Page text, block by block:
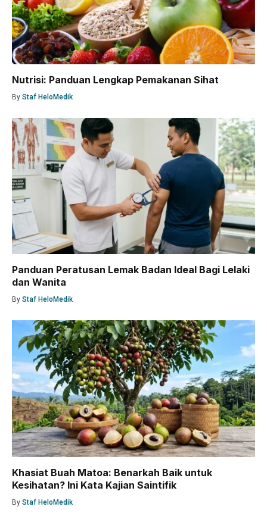
Nutrisi: Panduan Lengkap Pemakanan Sihat
By Staf HeloMedik
Panduan Peratusan Lemak Badan Ideal Bagi Lelaki
dan Wanita
By Staf HeloMedik
Khasiat Buah Matoa: Benarkah Baik untuk
Kesihatan? Ini Kata Kajian Saintifik
By Staf HeloMedik